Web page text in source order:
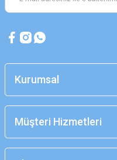
Kurumsal
Müşteri Hizmetleri